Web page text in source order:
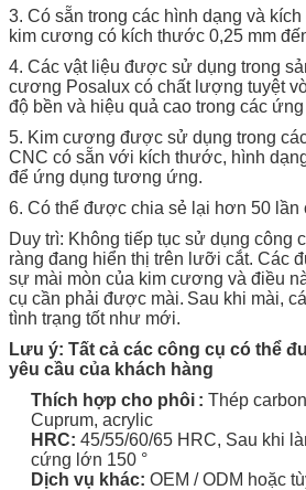
3. Có sẵn trong các hình dạng và
kim cương có kích thước 0,25 mm
4. Các vật liệu được sử dụng trong
cương Posalux có chất lượng tuyệt
độ bền và hiệu quả cao trong các
5. Kim cương được sử dụng trong
CNC có sẵn với kích thước, hình
để ứng dụng tương ứng.
6. Có thể được chia sẻ lại hơn 50 lần
Duy trì: Không tiếp tục sử dụng công
ràng đang hiển thị trên lưỡi cắt. Các
sự mài mòn của kim cương và điều
cụ cần phải được mài. Sau khi mài,
tình trạng tốt như mới.
Lưu ý: Tất cả các công cụ có thể
yêu cầu của khách hàng
Thích hợp cho phôi : Thép
Cuprum, acrylic
HRC: 45/55/60/65 HRC, Sau khi
cứng lớn 150 °
Dịch vụ khác: OEM / ODM hoặc